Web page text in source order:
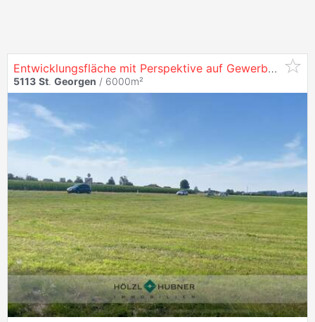
Entwicklungsfläche mit Perspektive auf Gewerbewidmung
5113 St. Georgen / 6000m²